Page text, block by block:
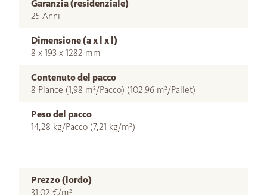
Garanzia (residenziale)
25 Anni
Dimensione (a x l x l)
8 x 193 x 1282 mm
Contenuto del pacco
8 Plance (1,98 m²/Pacco) (102,96 m²/Pallet)
Peso del pacco
14,28 kg/Pacco (7,21 kg/m²)
Prezzo (lordo)
31,02 €/m²